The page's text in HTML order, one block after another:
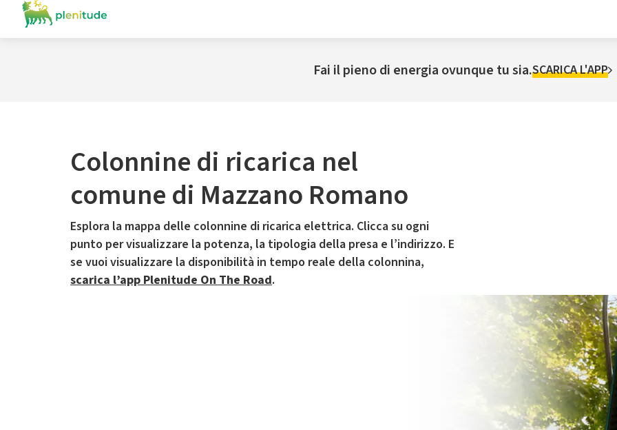
Fai il pieno di energia ovunque tu sia.SCARICA L'APP
Colonnine di ricarica nel
comune di Mazzano Romano
Esplora la mappa delle colonnine di ricarica elettrica. Clicca su ogni
punto per visualizzare la potenza, la tipologia della presa e l’indirizzo. E
se vuoi visualizzare la disponibilità in tempo reale della colonnina,
scarica l’app Plenitude On The Road.
Il servizio di mobilità elettrica è gestito da Plenitude On The Road